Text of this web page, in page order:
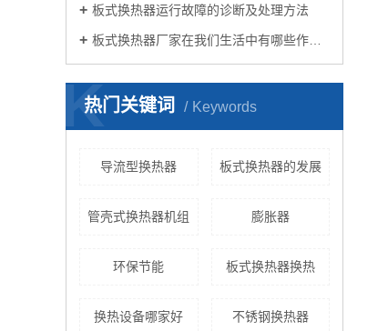
板式换热器运行故障的诊断及处理方法
板式换热器厂家在我们生活中有哪些作用？
热门关键词 Keywords
K
导流型换热器 板式换热器的发展
管壳式换热器机组 膨胀器
环保节能 板式换热器换热
换热设备哪家好 不锈钢换热器